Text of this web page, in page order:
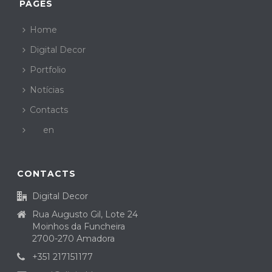
PAGES
Home
Digital Decor
Portfolio
Notícias
Contacts
en
CONTACTS
Digital Decor
Rua Augusto Gil, Lote 24
Moinhos da Funcheira
2700-270 Amadora
+351 217151177